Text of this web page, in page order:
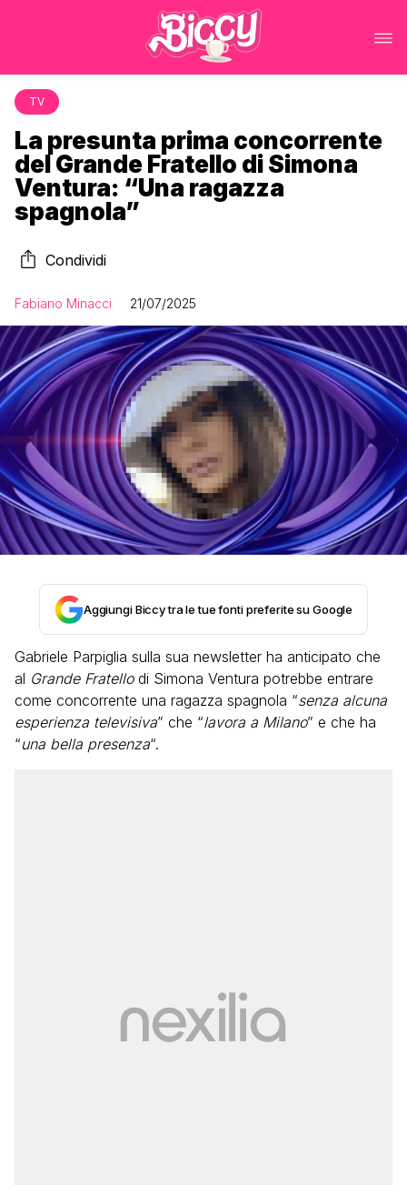
TV
La presunta prima concorrente
del Grande Fratello di Simona
Ventura: “Una ragazza
spagnola”
Condividi
Fabiano Minacci 21/07/2025
Aggiungi Biccy tra le tue fonti preferite su Google
Gabriele Parpiglia sulla sua newsletter ha anticipato che
al Grande Fratellodi Simona Ventura potrebbe entrare
come concorrente una ragazza spagnola “senza alcuna
esperienza televisiva” che “lavora a Milano” e che ha
“una bella presenza“.